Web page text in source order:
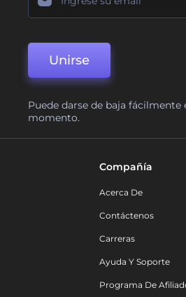
Unirse
Puede darse de baja fácilmente
momento.
Compañía
Acerca De
Contáctenos
Carreras
Ayuda Y Soporte
Programa De